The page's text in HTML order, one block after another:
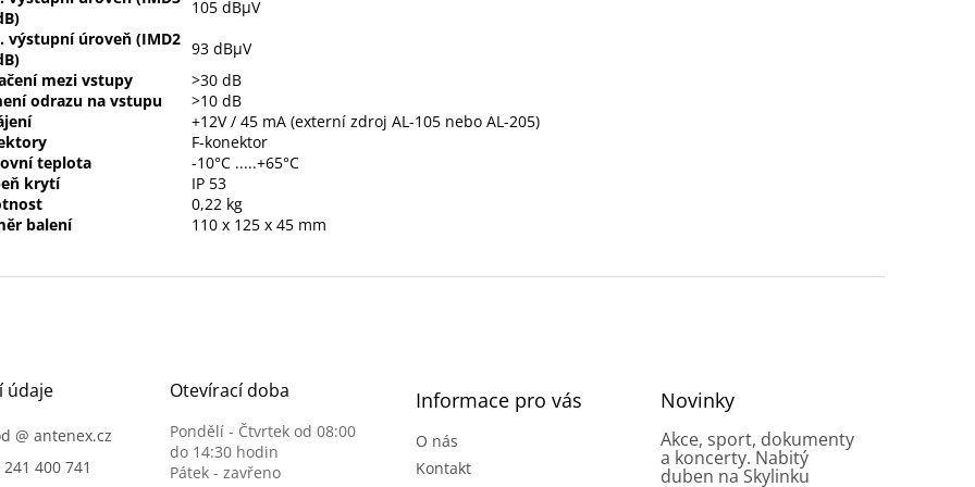
105 dBµV
výstupní úroveň (IMD2 93 dBµV
mezi vstupy
>30 dB
odrazu na vstupu
>10 dB
+12V / 45 mA (externí zdroj AL-105 nebo AL-205)
F-konektor
teplota
-10°C .....+65°C
krytí
IP 53
0,22 kg
balení
110 x 125 x 45 mm
údaje
@ antenex.cz
241 400 741
Otevírací doba
Pondělí - Čtvrtek od 08:00
do 14:30 hodin
Pátek - zavřeno
Informace pro vás
O nás
Kontakt
Novinky
Akce, sport, dokumenty
a koncerty. Nabitý
duben na Skylinku